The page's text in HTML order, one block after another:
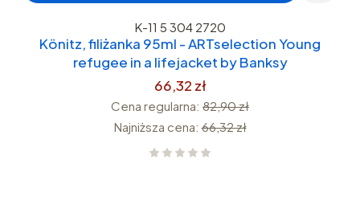
K-11 5 304 2720
Könitz, filiżanka 95ml - ARTselection Young
refugee in a lifejacket by Banksy
66,32 zł
Cena regularna: 82,90 zł
Najniższa cena: 66,32 zł